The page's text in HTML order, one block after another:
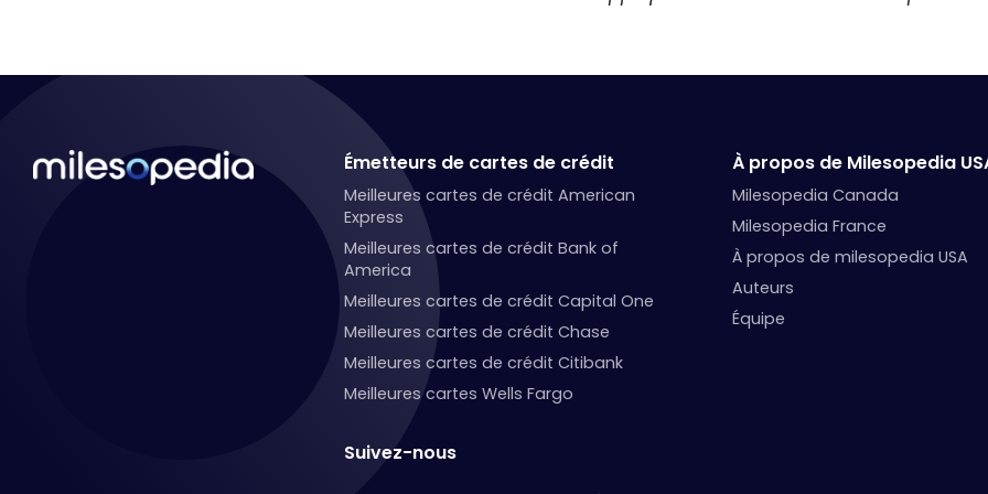
Émetteurs de cartes de crédit
Meilleures cartes de crédit American
Express
Meilleures cartes de crédit Bank of
America
Meilleures cartes de crédit Capital One
Meilleures cartes de crédit Chase
Meilleures cartes de crédit Citibank
Meilleures cartes Wells Fargo
À propos de Milesopedia
Milesopedia Canada
Milesopedia France
À propos de milesopedia USA
Auteurs
Équipe
Suivez-nous